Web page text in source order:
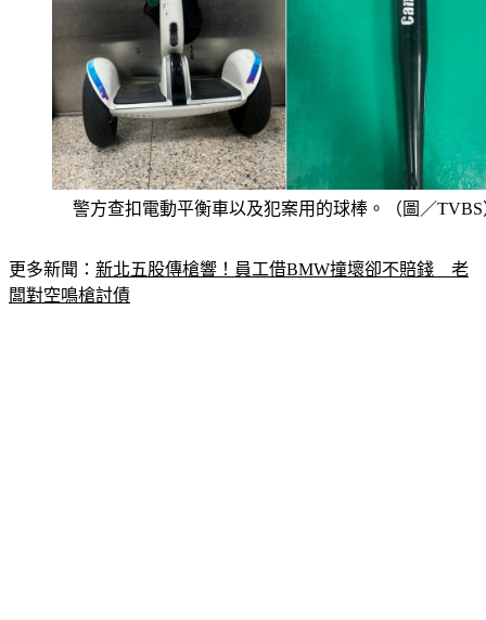
警方查扣電動平衡車以及犯案用的球棒。（圖／TVBS
更多新聞： 新北五股傳槍響！員工借BMW撞壞卻不賠錢　老
闆對空鳴槍討債